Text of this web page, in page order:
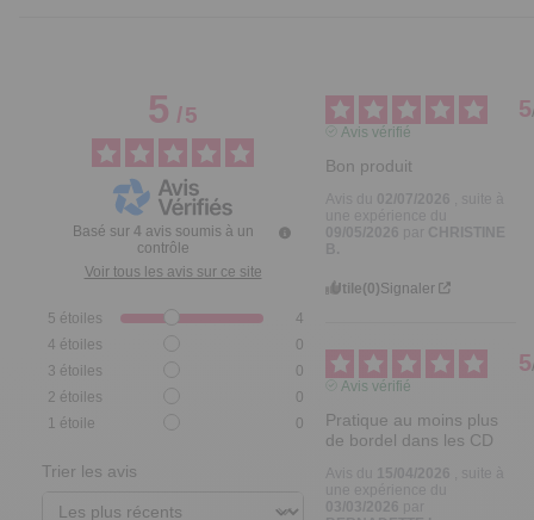
5/5
Basé sur 4 avis soumis à un
contrôle
Voir tous les avis sur ce site
5 étoiles
4
4 étoiles
0
3 étoiles
0
2 étoiles
0
1 étoile 0
Trier les avis
5
Avis vérifié
Bon produit
Utile(0)Signaler
5
Avis vérifié
Pratique au moins plus
de bordel dans les CD
15/04/2026
, suite à
03/03/2026